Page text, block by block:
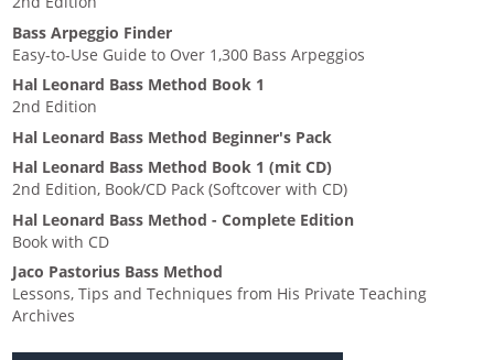
Bass Arpeggio Finder
Easy-to-Use Guide to Over 1,300 Bass Arpeggios
Hal Leonard Bass Method Book 1
2nd Edition
Hal Leonard Bass Method Beginner's Pack
Hal Leonard Bass Method Book 1 (mit CD)
2nd Edition, Book/CD Pack (Softcover with CD)
Hal Leonard Bass Method - Complete Edition
Book with CD
Jaco Pastorius Bass Method
Lessons, Tips and Techniques from His Private Teaching
Archives